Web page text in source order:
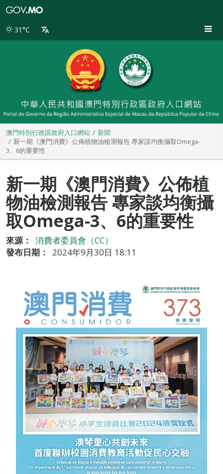
別
31°C
澳門特別行政區政府入口網站
新聞
新一期《澳門消費》公佈植物油檢測報告 專家談均衡攝取Omega-
3、6的重要性
新一期《澳門消費》公佈植
物油檢測報告 專家談均衡攝
取Omega-3、6的重要性
來源：
消費者委員會（CC）
發布日期：
2024年9月30日 18:11